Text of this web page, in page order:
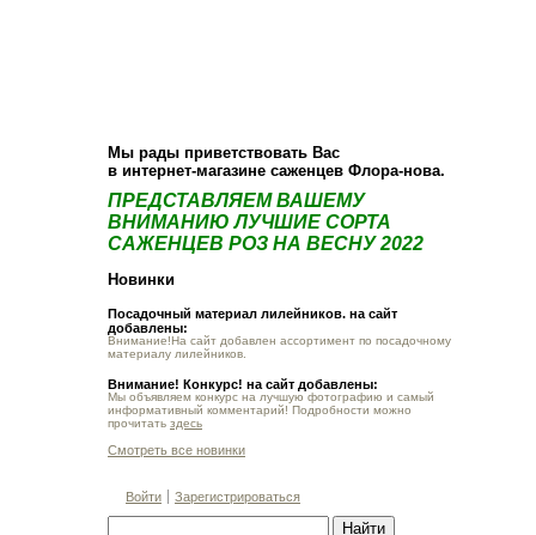
Мы рады приветствовать Вас
в интернет-магазине саженцев Флора-нова.
ПРЕДСТАВЛЯЕМ ВАШЕМУ
ВНИМАНИЮ ЛУЧШИЕ СОРТА
САЖЕНЦЕВ РОЗ НА ВЕСНУ 2022
Новинки
Посадочный материал лилейников. на сайт
добавлены:
Внимание!На сайт добавлен ассортимент по посадочному
материалу лилейников.
Внимание! Конкурс! на сайт добавлены:
Мы объявляем конкурс на лучшую фотографию и самый
информативный комментарий! Подробности можно
прочитать здесь
Смотреть все новинки
Войти Зарегистрироваться